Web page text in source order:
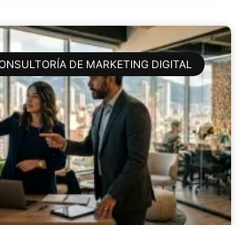
DE MARKETING DIGITAL